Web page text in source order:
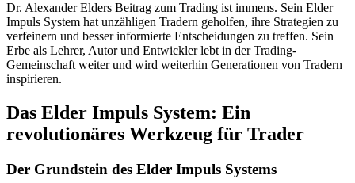
Dr. Alexander Elders Beitrag zum Trading ist immens. Sein Elder
Impuls System hat unzähligen Tradern geholfen, ihre Strategien zu
verfeinern und besser informierte Entscheidungen zu treffen. Sein
Erbe als Lehrer, Autor und Entwickler lebt in der Trading-
Gemeinschaft weiter und wird weiterhin Generationen von Tradern
inspirieren.
Das Elder Impuls System: Ein
revolutionäres Werkzeug für Trader
Der Grundstein des Elder Impuls Systems